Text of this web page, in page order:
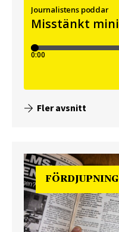
Fler avsnitt
FÖRDJUPNING